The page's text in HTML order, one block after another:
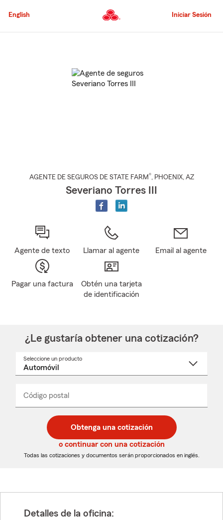
al
principal
English Iniciar Sesión
AGENTE DE SEGUROS DE STATE FARM®, PHOENIX, AZ
Severiano Torres III
Agente de texto Llamar al agente Email al agente
Pagar una factura
Obtén una tarjeta
de identificación
¿Le gustaría obtener una cotización?
Seleccione un producto
desplegable
Código postal
de
5
dígitos
de
5
dígitos
_____
Obtenga una cotización
o continuar con una cotización
Todas las cotizaciones y documentos serán proporcionados en inglés.
Detalles de la oficina: